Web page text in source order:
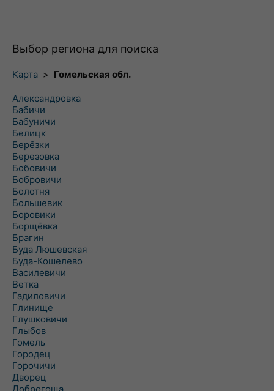
Выбор региона для поиска
Карта > Гомельская обл.
Александровка
Бабичи
Бабуничи
Белицк
Берёзки
Березовка
Бобовичи
Бобровичи
Болотня
Большевик
Боровики
Борщёвка
Брагин
Буда Люшевская
Буда-Кошелево
Василевичи
Ветка
Гадиловичи
Глинище
Глушковичи
Глыбов
Гомель
Городец
Горочичи
Дворец